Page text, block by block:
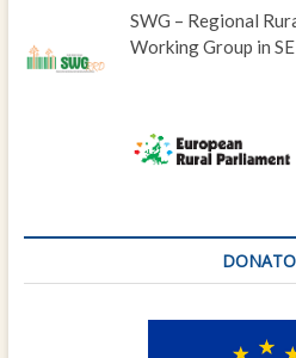
SWG – Regional
Working Group in